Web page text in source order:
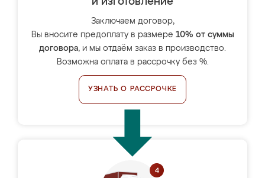
Заключаем договор,
Вы вносите предоплату в размере 10% от суммы
договора, и мы отдаём заказ в производство.
Возможна оплата в рассрочку без %.
УЗНАТЬ О РАССРОЧКЕ